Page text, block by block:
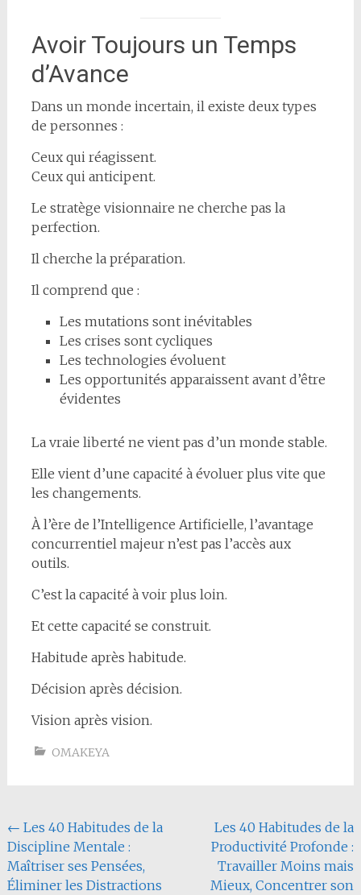
Avoir Toujours un Temps
d’Avance
Dans un monde incertain, il existe deux types
de personnes :
Ceux qui réagissent.
Ceux qui anticipent.
Le stratège visionnaire ne cherche pas la
perfection.
Il cherche la préparation.
Il comprend que :
Les mutations sont inévitables
Les crises sont cycliques
Les technologies évoluent
Les opportunités apparaissent avant d’être
évidentes
La vraie liberté ne vient pas d’un monde stable.
Elle vient d’une capacité à évoluer plus vite que
les changements.
À l’ère de l’Intelligence Artificielle, l’avantage
concurrentiel majeur n’est pas l’accès aux
outils.
C’est la capacité à voir plus loin.
Et cette capacité se construit.
Habitude après habitude.
Décision après décision.
Vision après vision.
OMAKEYA
Navigation
de
l'article
← Les 40 Habitudes de la
Discipline Mentale :
Maîtriser ses Pensées,
Éliminer les Distractions
Les 40 Habitudes de la
Productivité Profonde :
Travailler Moins mais
Mieux, Concentrer son